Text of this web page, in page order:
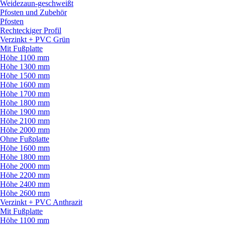
Weidezaun-geschweißt
Pfosten und Zubehör
Pfosten
Rechteckiger Profil
Verzinkt + PVC Grün
Mit Fußplatte
Höhe 1100 mm
Höhe 1300 mm
Höhe 1500 mm
Höhe 1600 mm
Höhe 1700 mm
Höhe 1800 mm
Höhe 1900 mm
Höhe 2100 mm
Höhe 2000 mm
Ohne Fußplatte
Höhe 1600 mm
Höhe 1800 mm
Höhe 2000 mm
Höhe 2200 mm
Höhe 2400 mm
Höhe 2600 mm
Verzinkt + PVC Anthrazit
Mit Fußplatte
Höhe 1100 mm